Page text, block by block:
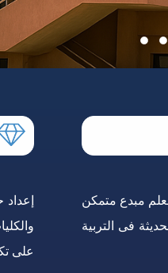
معلم مبدع متمكن
فى التربية
إعداد
على